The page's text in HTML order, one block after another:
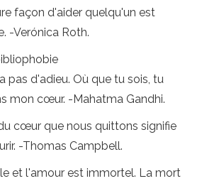
façon d'aider quelqu'un est
-Verónica Roth.
pas d'adieu. Où que tu sois, tu
mon cœur. -Mahatma Gandhi.
cœur que nous quittons signifie
-Thomas Campbell.
et l'amour est immortel. La mort